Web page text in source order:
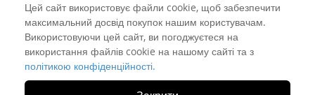
м. Чернівці, вул. Калинівська, 13-Б
+38 (098) 925-52-59 Viber
led.ua@i.ua
Цей сайт використовує файли cookie, щоб забезпечити
максимальний досвід покупок нашим користувачам.
Використовуючи цей сайт, ви погоджуєтеся на
використання файлів cookie на нашому сайті та з
політикою конфіденційності.